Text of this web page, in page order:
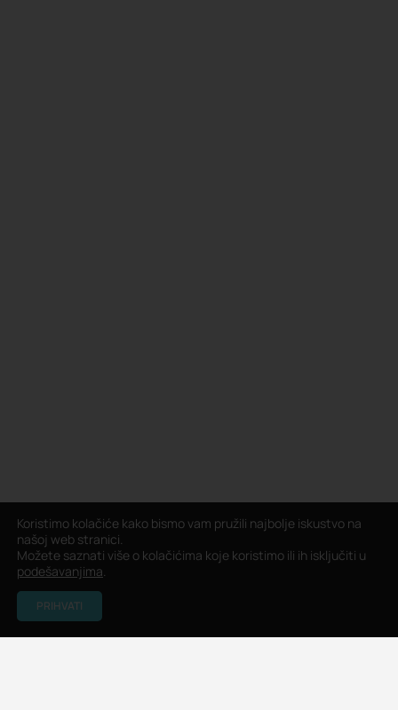
Koristimo kolačiće kako bismo vam pružili najbolje iskustvo na
našoj web stranici.
Možete saznati više o kolačićima koje koristimo ili ih isključiti u
podešavanjima.
PRIHVATI